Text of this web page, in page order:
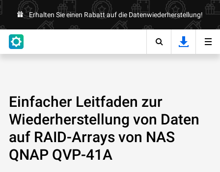
Erhalten Sie einen Rabatt auf die Datenwiederherstellung!
Einfacher Leitfaden zur
Wiederherstellung von Daten
auf RAID-Arrays von NAS
QNAP QVP-41A